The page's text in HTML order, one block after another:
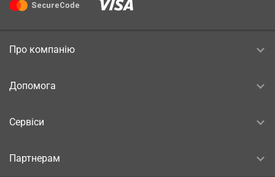
Про компанію
Допомога
Сервіси
Партнерам